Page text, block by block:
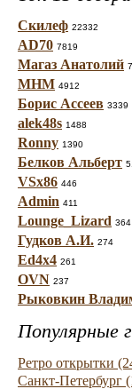
Скилеф 22332
AD70 7819
Магаз Анатолий
МНМ 4912
Борис Ассеев 3339
alek48s 1488
Ronny 1390
Белков Альберт
VSx86 446
Admin 411
Lounge_Lizard 364
Гудков А.И. 274
Ed4x4 261
OVN 237
Рыковкин
Популярные
Ретро открытки
Санкт-Петербург